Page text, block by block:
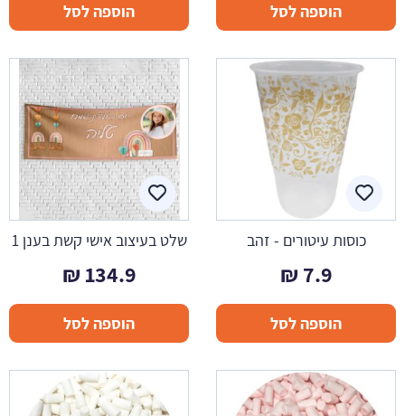
הוספה לסל הוספה לסל
כוסות עיטורים - זהב
7.9
₪
הוספה לסל
שלט בעיצוב אישי קשת בענן 1
134.9
₪
הוספה לסל